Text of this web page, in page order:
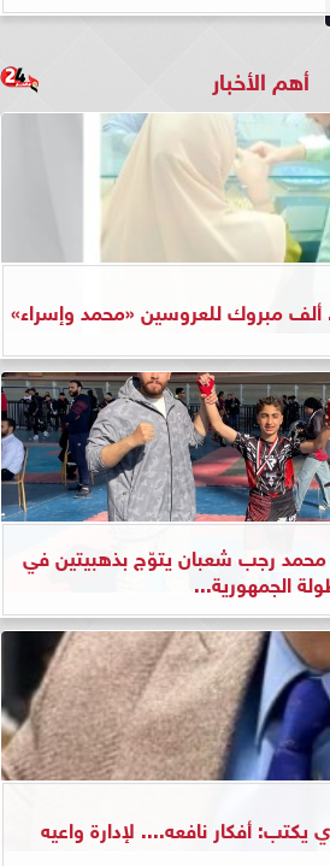
أهم الأخبار
ألف مبروك للعروسين «محمد وإسراء»
رجب شعبان يتوّج بذهبيتين في
الجمهورية...
أفكار نافعه.... لإدارة واعيه